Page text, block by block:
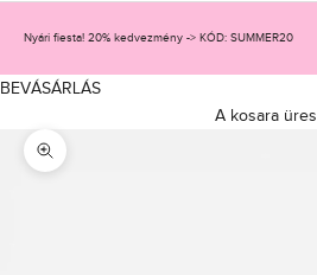
Nyári fiesta! 20% kedvezmény -> KÓD: SUMMER20
BEVÁSÁRLÁS
A kosara üres
Nagyítás